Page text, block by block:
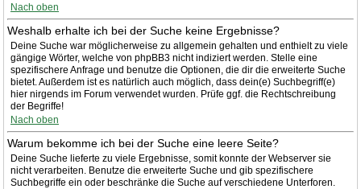
Nach oben
Weshalb erhalte ich bei der Suche keine Ergebnisse?
Deine Suche war möglicherweise zu allgemein gehalten und enthielt zu viele
gängige Wörter, welche von phpBB3 nicht indiziert werden. Stelle eine
spezifischere Anfrage und benutze die Optionen, die dir die erweiterte Suche
bietet. Außerdem ist es natürlich auch möglich, dass dein(e) Suchbegriff(e)
hier nirgends im Forum verwendet wurden. Prüfe ggf. die Rechtschreibung
der Begriffe!
Nach oben
Warum bekomme ich bei der Suche eine leere Seite?
Deine Suche lieferte zu viele Ergebnisse, somit konnte der Webserver sie
nicht verarbeiten. Benutze die erweiterte Suche und gib spezifischere
Suchbegriffe ein oder beschränke die Suche auf verschiedene Unterforen.